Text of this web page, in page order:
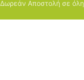
Δωρεάν Αποστολή σε